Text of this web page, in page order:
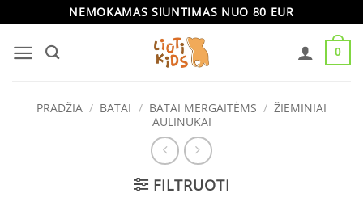
content
NEMOKAMAS SIUNTIMAS NUO 80 EUR
0
PRADŽIA / BATAI / BATAI MERGAITĖMS / ŽIEMINIAI
AULINUKAI
FILTRUOTI